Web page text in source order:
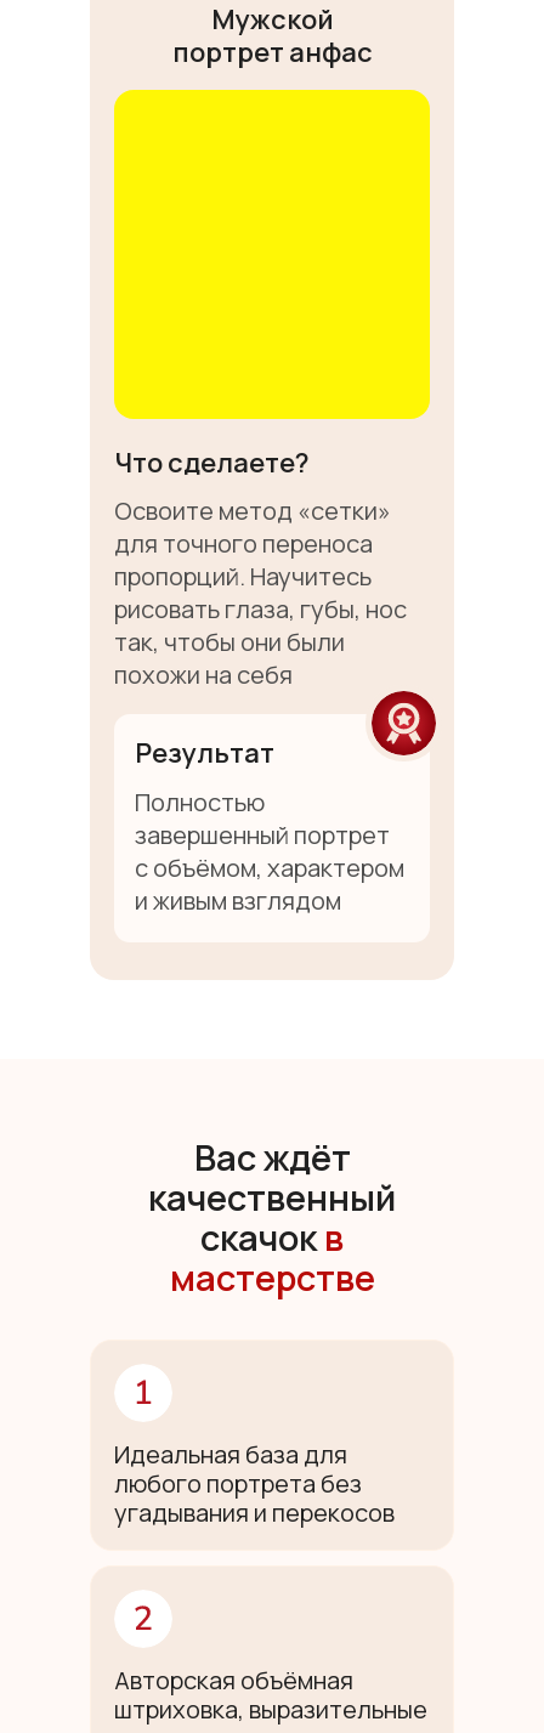
Освоите метод «сетки»
для точного переноса
пропорций. Научитесь
рисовать глаза, губы, нос
так, чтобы они были
похожи на себя
Что сделаете?
Полностью
завершенный портрет
с объёмом, характером
и живым взглядом
Результат
Мужской
портрет анфас
Идеальная база для
любого портрета без
угадывания и перекосов
Авторская объёмная
штриховка, выразительные
Вас ждёт
качественный
скачокв
мастерстве
© 2026. Все права защищены
Задать вопрос
Согласие на обработку персональных
данных
Согласие на получение новостной и
ОГРНИП 318774600625230
Юр. адрес: 358000, Республика Калмыкия
г. Элиста ул. им Губаревича д.9 к.2 кв.11